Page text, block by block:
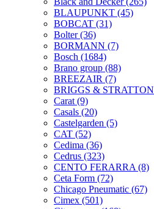
BLAUPUNKT (45)
BOBCAT (31)
Bolter(36)
BORMANN (7)
Bosch (1684)
Brano group (88)
BREEZAIR (7)
BRIGGS & STRATTON
Carat (9)
Casals (20)
Castelgarden (5)
CAT (52)
Cedima (36)
Cedrus (323)
CENTO FERARRA (8)
Ceta Form (72)
Chicago Pneumatic (67)
Cimex (501)